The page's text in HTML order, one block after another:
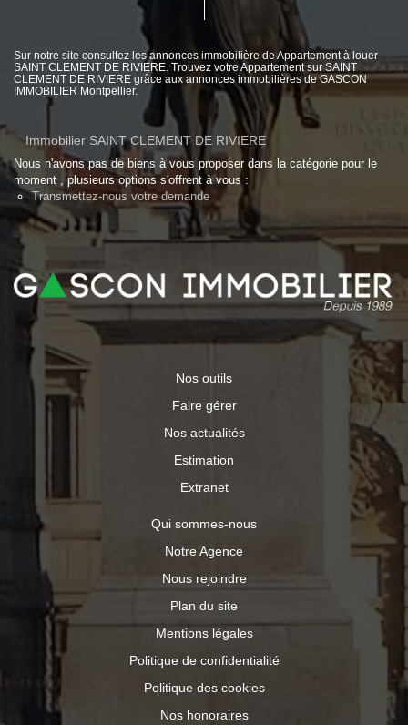
Sur notre site consultez les annonces immobilière de Appartement à louer
SAINT CLEMENT DE RIVIERE. Trouvez votre Appartement sur SAINT
CLEMENT DE RIVIERE grâce aux annonces immobilières de GASCON
IMMOBILIER Montpellier.
Immobilier SAINT CLEMENT DE RIVIERE
Nous n'avons pas de biens à vous proposer dans la catégorie pour le
moment , plusieurs options s'offrent à vous :
Transmettez-nous votre demande
Nos outils
Faire gérer
Nos actualités
Estimation
Extranet
Qui sommes-nous
Notre Agence
Nous rejoindre
Plan du site
Mentions légales
Politique de confidentialité
Politique des cookies
Nos honoraires